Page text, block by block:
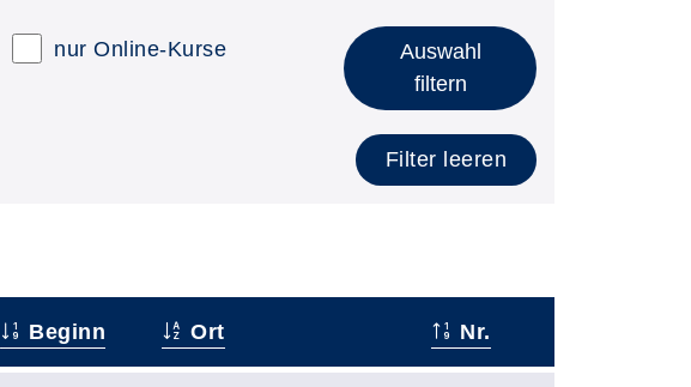
nur Online-Kurse
Auswahl
filtern
Filter leeren
Beginn Ort Nr.